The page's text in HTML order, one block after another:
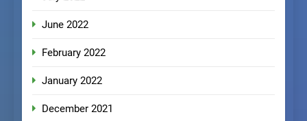
June 2022
February 2022
January 2022
December 2021